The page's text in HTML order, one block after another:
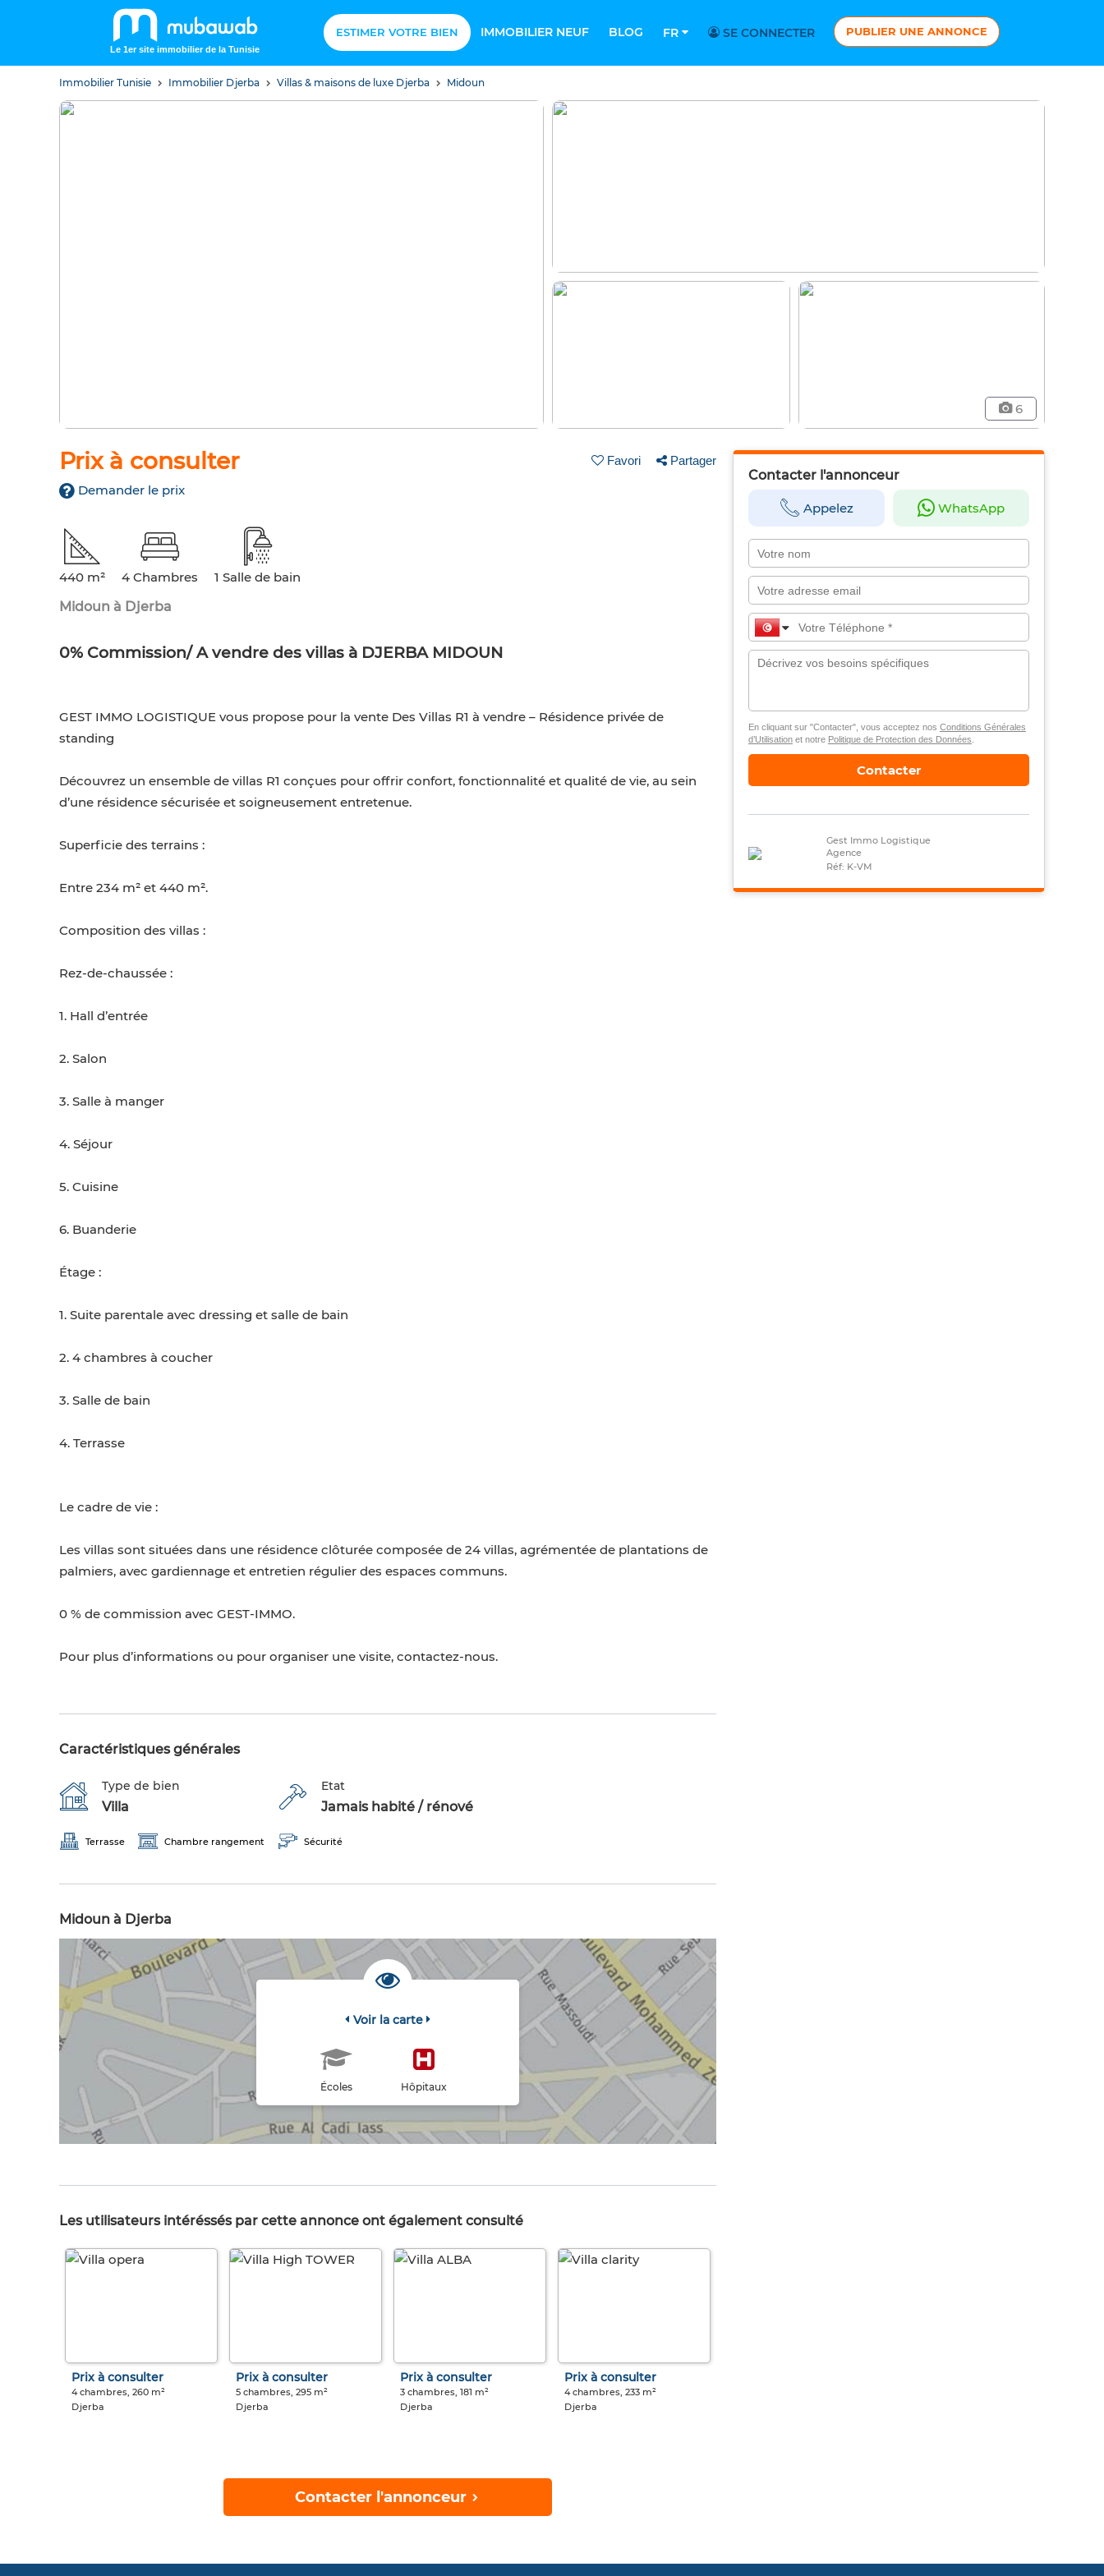
Le 1er site immobilier de la Tunisie
ESTIMER VOTRE BIEN IMMOBILIER NEUF BLOG FR SE CONNECTER PUBLIER UNE ANNONCE
Immobilier Tunisie Immobilier Djerba Villas & maisons de luxe Djerba Midoun
6
Prix à consulter Favori Partager
Demander le prix
440 m² 4 Chambres
1 Salle de bain
Midoun à Djerba
0% Commission/ A vendre des villas à DJERBA MIDOUN
GEST IMMO LOGISTIQUE vous propose pour la vente Des Villas R1 à vendre – Résidence privée de
standing
Découvrez un ensemble de villas R1 conçues pour offrir confort, fonctionnalité et qualité de vie, au sein
d’une résidence sécurisée et soigneusement entretenue.
Superficie des terrains :
Entre 234 m² et 440 m².
Composition des villas :
Rez-de-chaussée :
1. Hall d’entrée
2. Salon
3. Salle à manger
4. Séjour
5. Cuisine
6. Buanderie
Étage :
1. Suite parentale avec dressing et salle de bain
2. 4 chambres à coucher
3. Salle de bain
4. Terrasse
Le cadre de vie :
Les villas sont situées dans une résidence clôturée composée de 24 villas, agrémentée de plantations de
palmiers, avec gardiennage et entretien régulier des espaces communs.
0 % de commission avec GEST-IMMO.
Pour plus d’informations ou pour organiser une visite, contactez-nous.
Caractéristiques générales
Type de bien
Villa
Etat
Jamais habité / rénové
Terrasse Chambre rangement Sécurité
Midoun à Djerba
Voir la carte
Écoles Hôpitaux
Les utilisateurs intéréssés par cette annonce ont également consulté
Prix à consulter
4 chambres, 260 m²
Djerba
Prix à consulter
5 chambres, 295 m²
Djerba
Prix à consulter
3 chambres, 181 m²
Djerba
Prix à consulter
4 chambres, 233 m²
Djerba
Contacter l'annonceur
Contacter l'annonceur
Appelez WhatsApp
En cliquant sur "Contacter", vous acceptez nos Conditions Générales
d’Utilisationet notre Politique de Protection des Données
Contacter
Gest Immo Logistique
Agence
Réf: K-VM